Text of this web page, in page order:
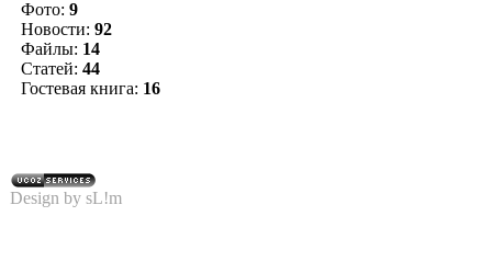
Фото: 9
Новости: 92
Файлы: 14
Статей: 44
Гостевая книга: 16
Design by sL!m